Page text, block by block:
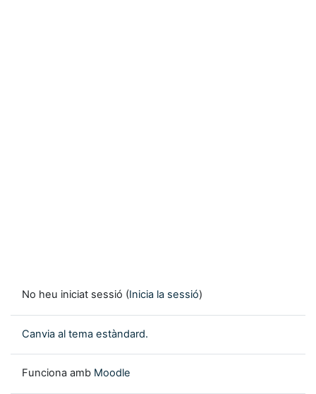
No heu iniciat sessió (Inicia la sessió)
Canvia al tema estàndard.
Funciona amb Moodle